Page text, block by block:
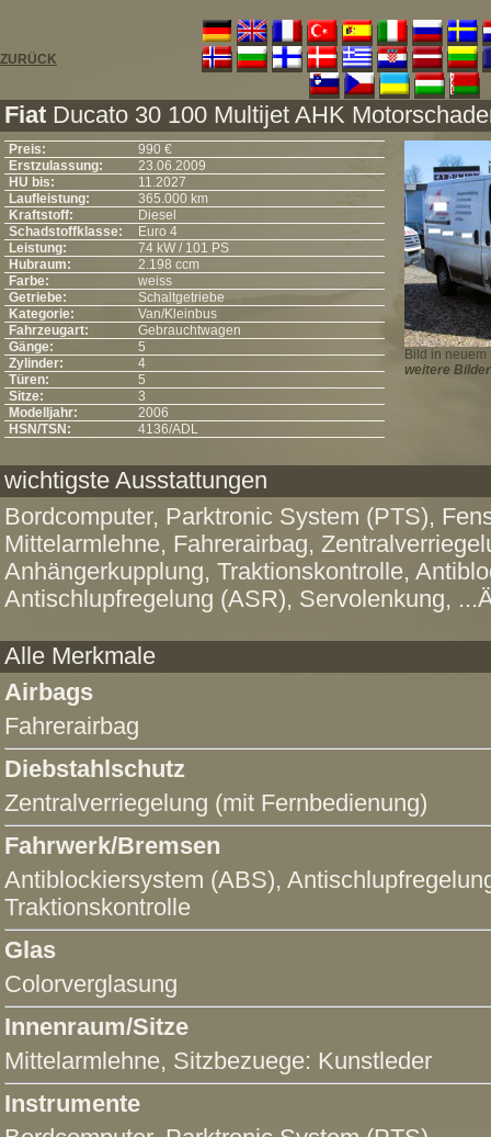
ZURÜCK
Fiat Ducato 30 100 Multijet AHK
Preis:
990 €
Erstzulassung:
23.06.2009
HU bis:
11.2027
Laufleistung:
365.000 km
Kraftstoff:
Diesel
Schadstoffklasse:
Euro 4
Leistung:
74 kW / 101 PS
Hubraum:
2.198 ccm
Farbe:
weiss
Getriebe:
Schaltgetriebe
Kategorie:
Van/Kleinbus
Fahrzeugart:
Gebrauchtwagen
Gänge:
5
Zylinder:
4
Türen:
5
Sitze:
3
Modelljahr:
2006
HSN/TSN:
4136/ADL
Bild in neuem
weitere Bilder
wichtigste Ausstattungen
Bordcomputer, Parktronic System (PTS),
Mittelarmlehne, Fahrerairbag,
Anhängerkupplung, Traktionskontrolle,
Antischlupfregelung (ASR), Servolenkung,
Alle Merkmale
Airbags
Fahrerairbag
Diebstahlschutz
Zentralverriegelung (mit Fernbedienung)
Fahrwerk/Bremsen
Antiblockiersystem (ABS),
Traktionskontrolle
Glas
Colorverglasung
Innenraum/Sitze
Mittelarmlehne, Sitzbezuege: Kunstleder
Instrumente